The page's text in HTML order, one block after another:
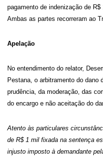
pagamento de indenização de
Ambas as partes recorreram ao
Apelação
No entendimento do relator,
Pestana, o arbitramento do dano
prudência, da moderação, das
do encargo e não aceitação do
Atento às particulares
de R$ 1 mil fixada na sentença
injusto imposto à demandante